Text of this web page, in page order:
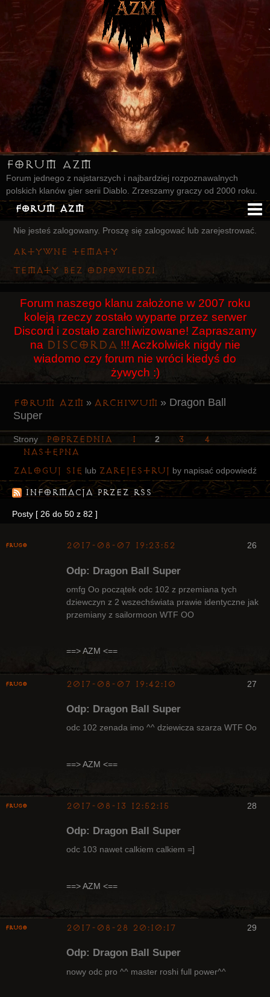
Forum AZM
Forum jednego z najstarszych i najbardziej rozpoznawalnych
polskich klanów gier serii Diablo. Zrzeszamy graczy od 2000 roku.
Forum AZM
Strona AZM
Główna
Użytkownicy
Szukaj
Rejestracja
Logowanie
Nie jesteś zalogowany. Proszę się zalogować lub zarejestrować.
Aktywne tematy
Tematy bez odpowiedzi
Forum naszego klanu założone w 2007 roku
koleją rzeczy zostało wyparte przez serwer
Discord i zostało zarchiwizowane! Zapraszamy
na Discorda !!! Aczkolwiek nigdy nie
wiadomo czy forum nie wróci kiedyś do
żywych :)
Forum AZM » Archiwum » Dragon Ball
Super
Strony Poprzednia 1 2 3
4
Następna
Zaloguj się lub zarejestruj by napisać odpowiedź
Informacja przez RSS
Posty [ 26 do 50 z 82 ]
26
Frugo 2017-08-07 19:23:52
Odp: Dragon Ball Super
omfg Oo początek odc 102 z przemiana tych
dziewczyn z 2 wszechświata prawie identyczne jak
przemiany z sailormoon WTF OO
==> AZM <==
27
Frugo 2017-08-07 19:42:10
Odp: Dragon Ball Super
odc 102 zenada imo ^^ dziewicza szarza WTF Oo
==> AZM <==
28
Frugo 2017-08-13 12:52:15
Odp: Dragon Ball Super
odc 103 nawet calkiem calkiem =]
==> AZM <==
29
Frugo 2017-08-28 20:10:17
Odp: Dragon Ball Super
nowy odc pro ^^ master roshi full power^^